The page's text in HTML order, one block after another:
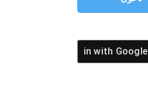
Login with Google